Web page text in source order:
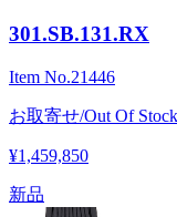
301.SB.131.RX
Item No.21446
お取寄せ/Out Of Stock
¥1,459,850
新品